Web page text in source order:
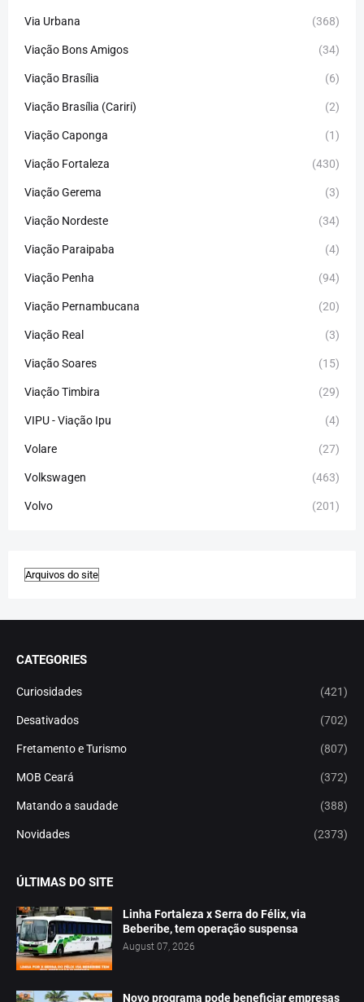
Via Urbana (368)
Viação Bons Amigos (34)
Viação Brasília (6)
Viação Brasília (Cariri) (2)
Viação Caponga (1)
Viação Fortaleza (430)
Viação Gerema (3)
Viação Nordeste (34)
Viação Paraipaba (4)
Viação Penha (94)
Viação Pernambucana (20)
Viação Real (3)
Viação Soares (15)
Viação Timbira (29)
VIPU - Viação Ipu (4)
Volare (27)
Volkswagen (463)
Volvo (201)
CATEGORIES
Curiosidades (421)
Desativados (702)
Fretamento e Turismo (807)
MOB Ceará (372)
Matando a saudade (388)
Novidades (2373)
ÚLTIMAS DO SITE
Linha Fortaleza x Serra do Félix, via
Beberibe, tem operação suspensa
August 07, 2026
Novo programa pode beneficiar empresas